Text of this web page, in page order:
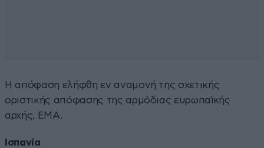
Η απόφαση ελήφθη εν αναμονή της σχετικής
οριστικής απόφασης της αρμόδιας ευρωπαϊκής
αρχής, ΕΜΑ.
Ισπανία